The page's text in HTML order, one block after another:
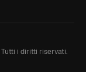
Tutti i diritti riservati.